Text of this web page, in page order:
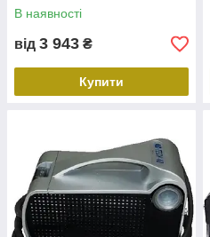
В наявності
від 3 943 ₴
Купити